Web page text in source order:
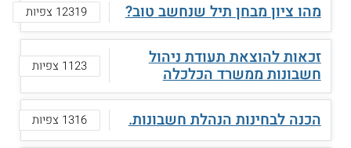
מהו ציון מבחן תיל שנחשב טוב? 12319 צפיות
זכאות להוצאת תעודת ניהול
חשבונות ממשרד הכלכלה 1123 צפיות
הכנה לבחינות הנהלת חשבונות. 1316 צפיות